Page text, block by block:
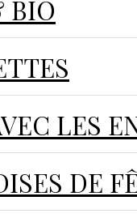
BIO
LES
DE